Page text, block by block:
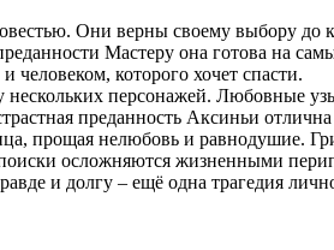
Они верны своему выбору до
Мастеру она готова на
человеком, которого хочет спасти.
персонажей. Любовные узы
преданность Аксиньи
прощая нелюбовь и равнодушие.
осложняются жизненными
и долгу – ещё одна трагедия